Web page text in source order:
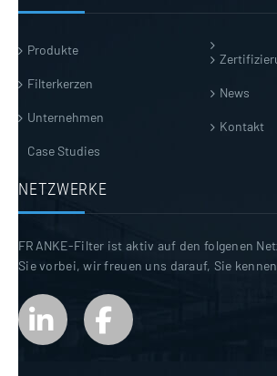
Produkte
Filterkerzen
Unternehmen
Case Studies
News
Kontakt
NETZWERKE
FRANKE-Filter ist aktiv auf den folgenen
Sie vorbei, wir freuen uns darauf, Sie